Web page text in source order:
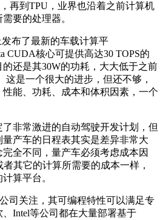
再到TPU，业界也沿着之前计算机
要的处理器。
布了最新的车载计算平
CUDA核心可提供高达30 TOPS的
还是其30W的功耗，大大低于之前
这是一个很大的进步，但还不够，
能、功耗、成本和体积因素，一个
常激进的自动驾驶开发计划，但
产车的日程表其实是差异非常大
全不同，量产车必须考虑成本因
其它的计算所需要的成本一样，
算平台。
关注，其可编程特性可以满足专
Intel等公司都在大量部署基于